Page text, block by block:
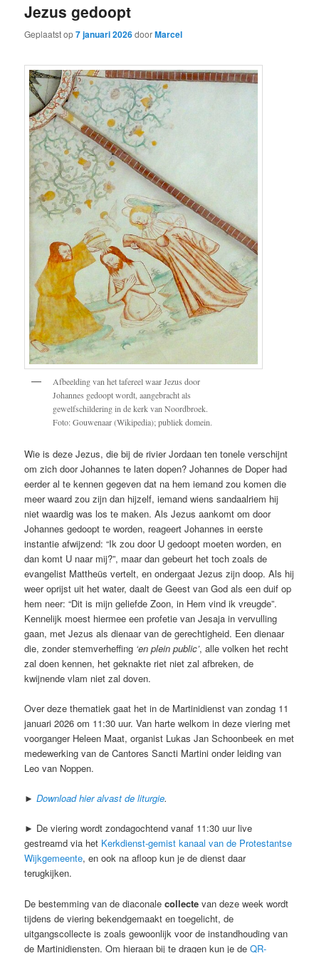
Jezus gedoopt
Geplaatst op7 januari 2026doorMarcel
Afbeelding van het tafereel waar Jezus door
Johannes gedoopt wordt, aangebracht als
gewelfschildering in de kerk van Noordbroek.
Foto: Gouwenaar (Wikipedia); publiek domein.
Wie is deze Jezus, die bij de rivier Jordaan ten tonele verschijnt
om zich door Johannes te laten dopen? Johannes de Doper had
eerder al te kennen gegeven dat na hem iemand zou komen die
meer waard zou zijn dan hijzelf, iemand wiens sandaalriem hij
niet waardig was los te maken. Als Jezus aankomt om door
Johannes gedoopt te worden, reageert Johannes in eerste
instantie afwijzend: “Ik zou door U gedoopt moeten worden, en
dan komt U naar mij?”, maar dan gebeurt het toch zoals de
evangelist Mattheüs vertelt, en ondergaat Jezus zijn doop. Als hij
weer oprijst uit het water, daalt de Geest van God als een duif op
hem neer: “Dit is mijn geliefde Zoon, in Hem vind ik vreugde”.
Kennelijk moest hiermee een profetie van Jesaja in vervulling
gaan, met Jezus als dienaar van de gerechtigheid. Een dienaar
die, zonder stemverheffing ‘en plein public’, alle volken het recht
zal doen kennen, het geknakte riet niet zal afbreken, de
kwijnende vlam niet zal doven.
Over deze thematiek gaat het in de Martinidienst van zondag 11
januari 2026 om 11:30 uur. Van harte welkom in deze viering met
voorganger Heleen Maat, organist Lukas Jan Schoonbeek en met
medewerking van de Cantores Sancti Martini onder leiding van
Leo van Noppen.
►Download hier alvast de liturgie.
► De viering wordt zondagochtend vanaf 11:30 uur live
gestreamd via het Kerkdienst-gemist kanaal van de Protestantse
Wijkgemeente, en ook na afloop kun je de dienst daar
terugkijken.
De bestemming van de diaconalecollecte van deze week wordt
tijdens de viering bekendgemaakt en toegelicht, de
uitgangscollecte is zoals gewoonlijk voor de instandhouding van
de Martinidiensten. Om hieraan bij te dragen kun je deQR-